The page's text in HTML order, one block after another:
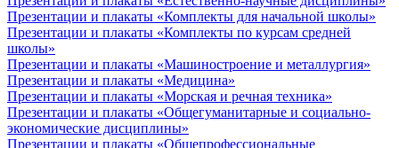
Презентации и плакаты «Комплекты для начальной школы»
Презентации и плакаты «Комплекты по курсам средней
школы»
Презентации и плакаты «Машиностроение и металлургия»
Презентации и плакаты «Медицина»
Презентации и плакаты «Морская и речная техника»
Презентации и плакаты «Общегуманитарные и социально-
экономические дисциплины»
Презентации и плакаты «Общепрофессиональные